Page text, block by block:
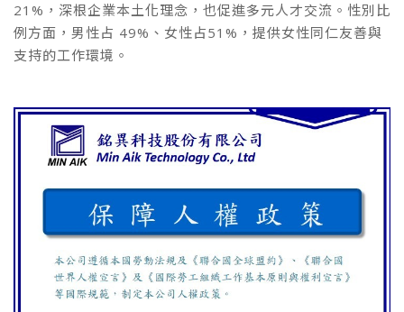
21%，深根企業本土化理念，也促進多元人才交流。性別比
例方面，男性占 49%、女性占51%，提供女性同仁友善與
支持的工作環境。